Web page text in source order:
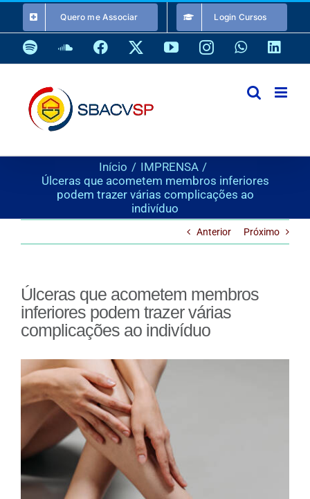
o
conteúdo
Quero me Associar Login Cursos
SpotifySoundCloud
Facebook YouTubeInstagramWhatsApp
Início
IMPRENSA
Úlceras que acometem membros inferiores
podem trazer várias complicações ao
indivíduo
Anterior Próximo
Úlceras que acometem membros
inferiores podem trazer várias
complicações ao indivíduo
View
Larger
Image